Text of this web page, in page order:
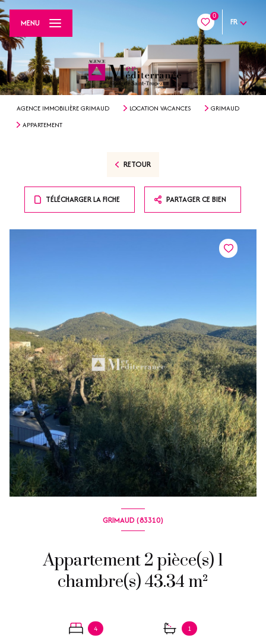
0
FR
MENU
AGENCE IMMOBILIÈRE GRIMAUD LOCATION VACANCES
GRIMAUD
APPARTEMENT
RETOUR
TÉLÉCHARGER LA FICHE PARTAGER CE BIEN
GRIMAUD (83310)
Appartement 2 pièce(s) 1
chambre(s) 43.34 m²
4 1